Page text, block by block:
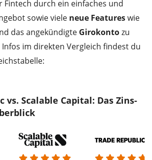
Fintech durch ein einfaches und
sowie viele neue Featureswie
das angekündigte Girokontozu
Infos im direkten Vergleich findest du
vs. Scalable Capital: Das Zins-